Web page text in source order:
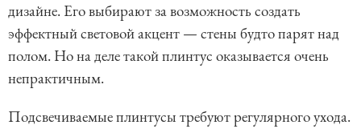
дизайне. Его выбирают за возможность создать
эффектный световой акцент — стены будто парят над
полом. Но на деле такой плинтус оказывается очень
непрактичным.
Подсвечиваемые плинтусы требуют регулярного ухода.